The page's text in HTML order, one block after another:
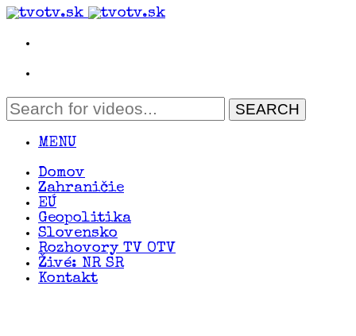
MENU
Domov
Zahraničie
EÚ
Geopolitika
Slovensko
Rozhovory TV OTV
Živé: NR SR
Kontakt